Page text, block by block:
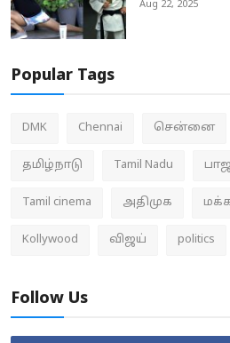
Aug 22, 2025
Popular Tags
DMK Chennai சென்னை
தமிழ்நாடு Tamil Nadu
Tamil cinema அதிமுக
Kollywood விஜய் politics
Follow Us